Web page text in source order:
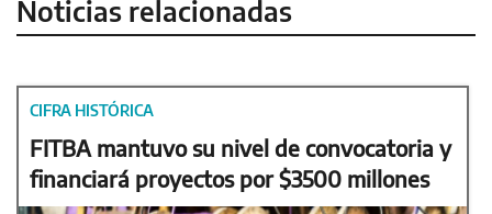
Noticias relacionadas
CIFRA HISTÓRICA
FITBA mantuvo su nivel de convocatoria y
financiará proyectos por $3500 millones